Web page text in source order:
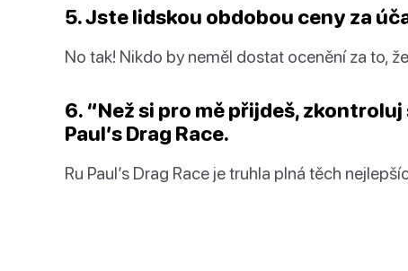
5. Jste lidskou obdobou ceny za
No tak! Nikdo by neměl dostat ocenění za to,
6. “Než si pro mě přijdeš,
Paul’s Drag Race.
Ru Paul’s Drag Race je truhla plná těch